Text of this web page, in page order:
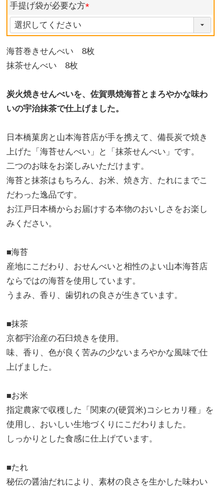
手提げ袋が必要な方
海苔巻きせんべい 8枚
抹茶せんべい 8枚
炭火焼きせんべいを、佐賀県焼海苔とまろやかな味わ
いの宇治抹茶で仕上げました。
日本橋菓房と山本海苔店が手を携えて、備長炭で焼き
上げた「海苔せんべい」と「抹茶せんべい」です。
二つのお味をお楽しみいただけます。
海苔と抹茶はもちろん、お米、焼き方、たれにまでこ
だわった逸品です。
お江戸日本橋からお届けする本物のおいしさをお楽し
みください。
■海苔
産地にこだわり、おせんべいと相性のよい山本海苔店
ならではの海苔を使用しています。
うまみ、香り、歯切れの良さが生きています。
■抹茶
京都宇治産の石臼焼きを使用。
味、香り、色が良く苦みの少ないまろやかな風味で仕
上げました。
■お米
指定農家で収穫した「関東の(硬質米)コシヒカリ種」を
使用し、おいしい生地づくりにこだわりました。
しっかりとした食感に仕上げています。
■たれ
秘伝の醤油だれにより、素材の良さを生かした味わい